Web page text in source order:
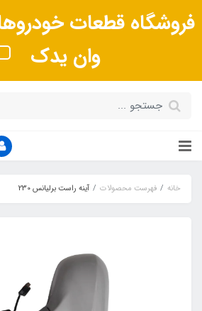
فروشگاه قطعات
وان یدک
خانه فهرست محصولات آینه راست برلیانس 230